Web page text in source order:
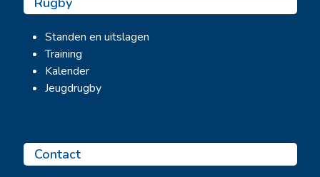
Standen en uitslagen
Training
Kalender
Jeugdrugby
Contact